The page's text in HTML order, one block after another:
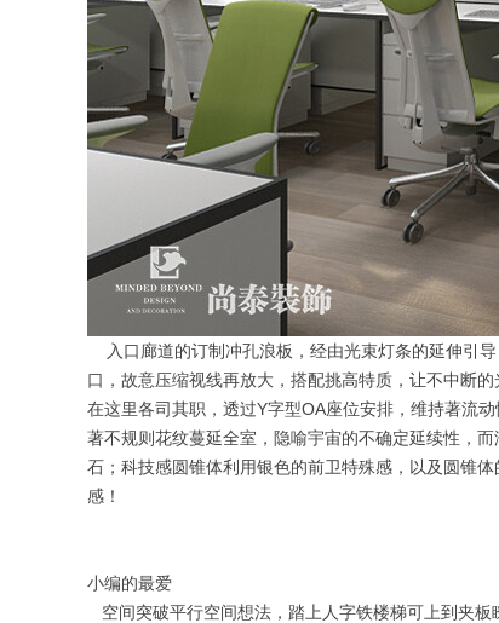
入口廊道的订制冲孔浪板，经由光束灯条的延伸引
口，故意压缩视线再放大，搭配挑高特质，让不中断
在这里各司其职，透过Y字型OA座位安排，维持著流
著不规则花纹蔓延全室，隐喻宇宙的不确定延续性，
石；科技感圆锥体利用银色的前卫特殊感，以及圆锥
感！
小编的最爱
空间突破平行空间想法，踏上人字铁楼梯可上到夹